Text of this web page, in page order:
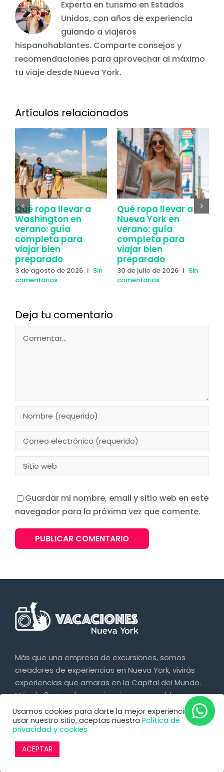
Experta en turismo en Estados
Unidos, con años de experiencia
guiando a viajeros
hispanohablantes. Comparte consejos y
recomendaciones para aprovechar al máximo
tu viaje desde Nueva York.
Artículos relacionados
Qué ropa llevar a
Washington en
verano: guía
completa para
viajar bien
preparado
3 de agosto de 2026 | Sin
comentarios
Qué ropa llevar a
Nueva York en
verano: guía
completa para
viajar bien
preparado
30 de julio de 2026 | Sin
comentarios
Deja tu comentario
Guardar mi nombre, email y sitio web en este
navegador para la próxima vez que comente.
Más que una empresa de excursiones, somos
creadores de experiencias en Nueva York, vivirás
experiencias que amaras en la Capital del Mundo.
Más de 8 años de experiencia nos respaldan.
MEDIOS DE PAGO
Usamos cookies para darte la mejor experiencia. Al
usar nuestro sitio, aceptas nuestra Política de
privacidad y cookies
ACEPTAR